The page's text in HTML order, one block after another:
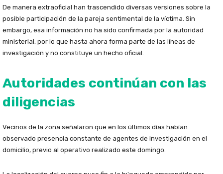
De manera extraoficial han trascendido diversas versiones sobre la
posible participación de la pareja sentimental de la víctima. Sin
embargo, esa información no ha sido confirmada por la autoridad
ministerial, por lo que hasta ahora forma parte de las líneas de
investigación y no constituye un hecho oficial.
Autoridades continúan con las
diligencias
Vecinos de la zona señalaron que en los últimos días habían
observado presencia constante de agentes de investigación en el
domicilio, previo al operativo realizado este domingo.